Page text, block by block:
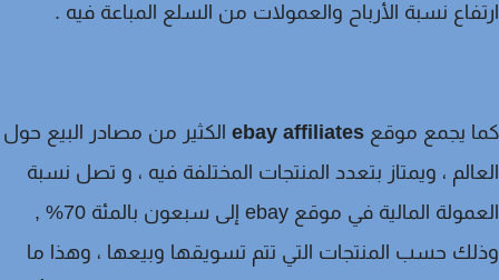
نسبة الأرباح والعمولات من السلع المباعة فيه .
يجمع موقعebay affiliatesالكثير من مصادر البيع حول
، ويمتاز بتعدد المنتجات المختلفة فيه ، و تصل نسبة
العمولة المالية في موقع ebay إلى سبعون بالمئة 70% ,
حسب المنتجات التي تتم تسويقها وبيعها ، وهذا ما